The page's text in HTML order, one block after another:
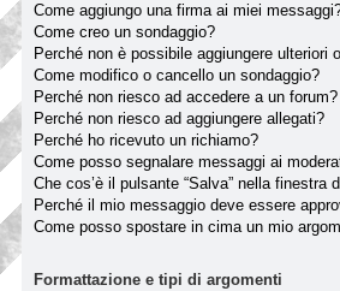
Come aggiungo una firma ai miei
Come creo un sondaggio?
Perché non è possibile aggiungere ulteriori
Come modifico o cancello un sondaggio?
Perché non riesco ad accedere a un forum?
Perché non riesco ad aggiungere allegati?
Perché ho ricevuto un richiamo?
Come posso segnalare messaggi ai
Che cos’è il pulsante “Salva” nella finestra
Perché il mio messaggio deve essere
Come posso spostare in cima un mio
Formattazione e tipi di argomenti